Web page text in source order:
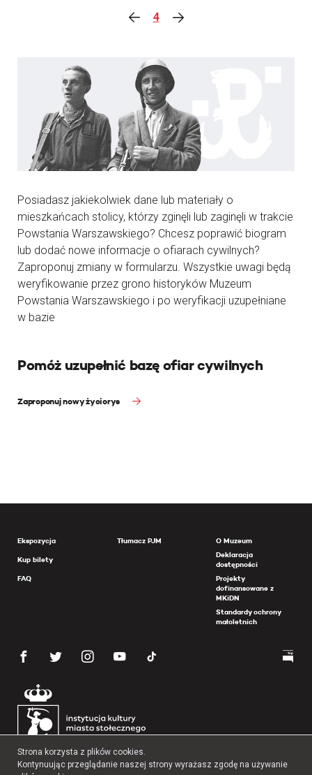
4
Posiadasz jakiekolwiek dane lub materiały o
mieszkańcach stolicy, którzy zginęli lub zaginęli w trakcie
Powstania Warszawskiego? Chcesz poprawić biogram
lub dodać nowe informacje o ofiarach cywilnych?
Zaproponuj zmiany w formularzu. Wszystkie uwagi będą
weryfikowanie przez grono historyków Muzeum
Powstania Warszawskiego i po weryfikacji uzupełniane
w bazie
Pomóż uzupełnić bazę ofiar cywilnych
Zaproponuj nowy życiorys
Ekspozycja
Kup bilety
FAQ
Tłumacz PJM
O Muzeum
Deklaracja
dostępności
Projekty
dofinansowane z
MKiDN
Standardy ochrony
małoletnich
Strona korzysta z plików cookies.
Kontynuując przeglądanie naszej strony wyrażasz zgodę na używanie